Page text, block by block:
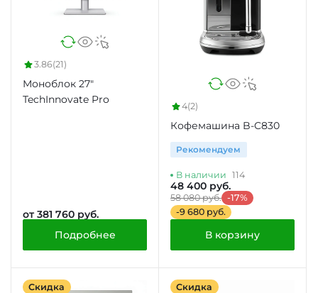
3.86(21)
Моноблок 27"
TechInnovate Pro
от 381 760 руб.
Подробнее
4(2)
Кофемашина B-C830
Рекомендуем
В наличии 114
48 400 руб.
58 080 руб. -17%
-9 680 руб.
В корзину
Скидка Скидка